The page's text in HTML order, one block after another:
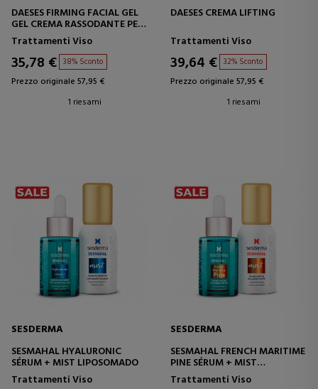
DAESES FIRMING FACIAL GEL
GEL CREMA RASSODANTE PER
IL VISO
Trattamenti Viso
35,78 € 38% Sconto
Prezzo originale 57,95 €
1 riesami
DAESES CREMA LIFTING
Trattamenti Viso
39,64 € 32% Sconto
Prezzo originale 57,95 €
1 riesami
SESDERMA
SESMAHAL HYALURONIC
SÉRUM + MIST LIPOSOMADO
Trattamenti Viso
SESDERMA
SESMAHAL FRENCH MARITIME
PINE SÉRUM + MIST
LIPOSOMADO
Trattamenti Viso